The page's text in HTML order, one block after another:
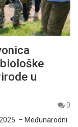
u
0
– Međunarodni